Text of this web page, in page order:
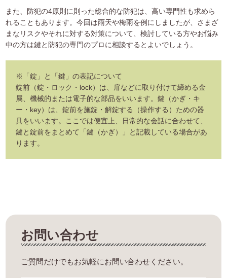
また、防犯の4原則に則った総合的な防犯は、高い専門性も求めら
れることもあります。今回は雨天や梅雨を例にしましたが、さまざ
まなリスクやそれに対する対策について、検討している方やお悩み
中の方は鍵と防犯の専門のプロに相談するとよいでしょう。
※「錠」と「鍵」の表記について
錠前（錠・ロック・lock）は、扉などに取り付けて締める金
属、機械的または電子的な部品をいいます。鍵（かぎ・キ
ー・key）は、錠前を施錠・解錠する（操作する）ための器
具をいいます。ここでは便宜上、日常的な会話に合わせて、
鍵と錠前をまとめて「鍵（かぎ）」と記載している場合があ
ります。
お問い合わせ
ご質問だけでもお気軽にお問い合わせください。